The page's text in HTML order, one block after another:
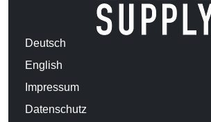
Deutsch
English
Impressum
Datenschutz